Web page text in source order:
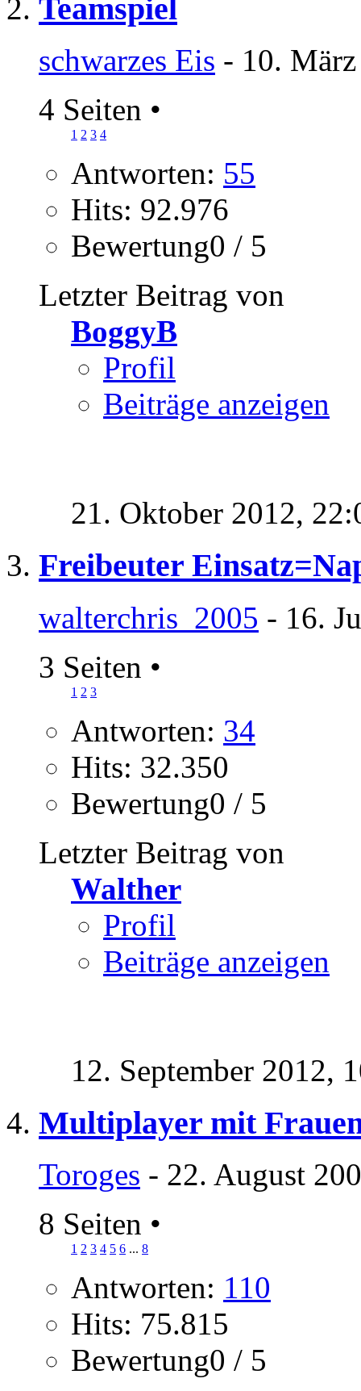
Teamspiel
schwarzes Eis - 10.
4 Seiten •
1 2 3 4
Antworten: 55
Hits: 92.976
Bewertung0 / 5
Letzter Beitrag von
BoggyB
Profil
Beiträge anzeigen
21. Oktober 2012,
Freibeuter
walterchris_2005 - 16.
3 Seiten •
1 2 3
Antworten: 34
Hits: 32.350
Bewertung0 / 5
Letzter Beitrag von
Walther
Profil
Beiträge anzeigen
12. September 2012,
Multiplayer mit
Toroges - 22. August
8 Seiten •
1 2 3 4 5 6 ... 8
Antworten: 110
Hits: 75.815
Bewertung0 / 5